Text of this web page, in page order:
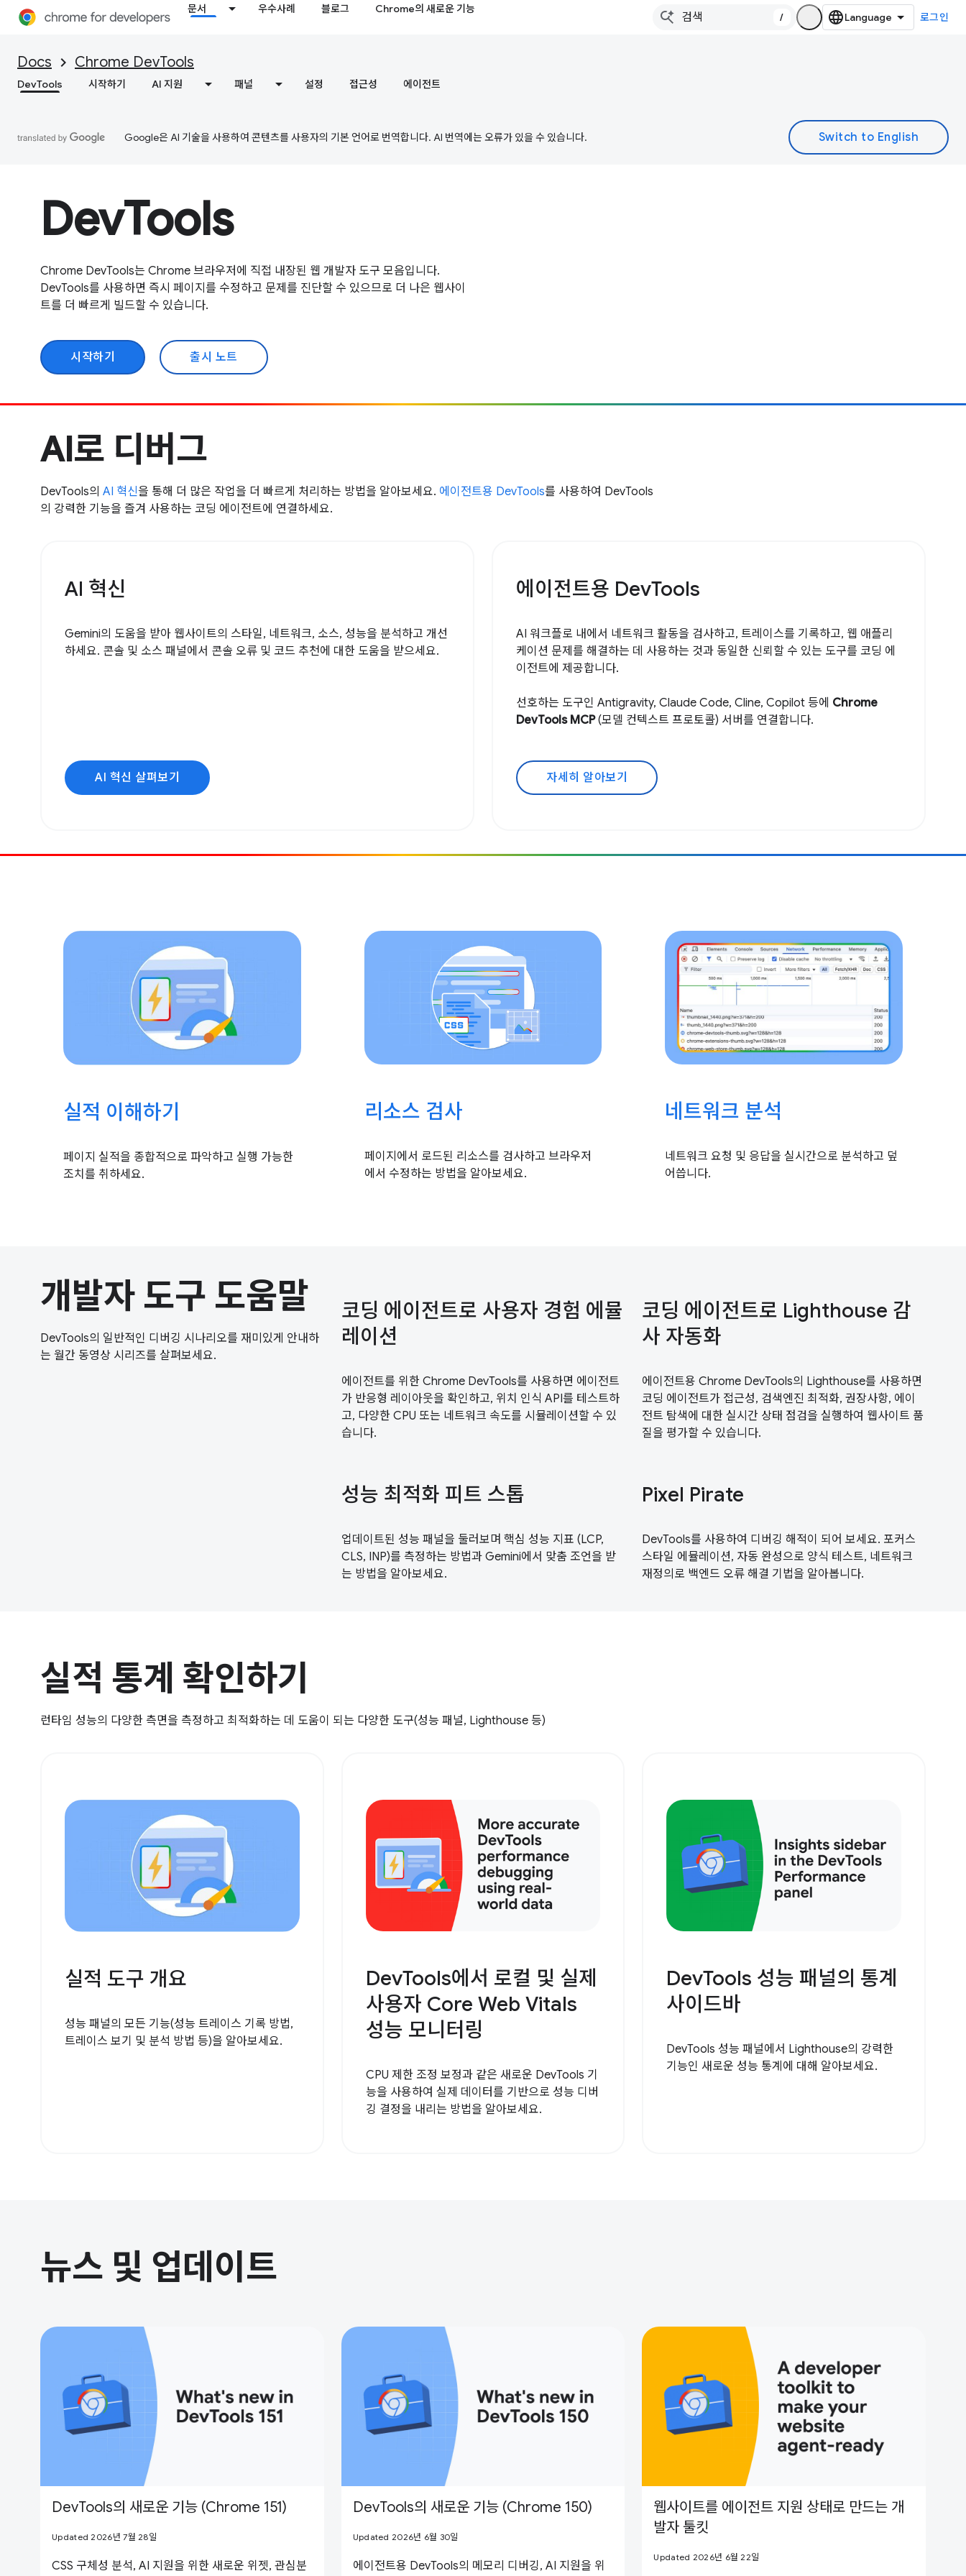
문서 우수사례 블로그 Chrome의 새로운 기능
/ 로그인
Docs Chrome DevTools
DevTools 시작하기 AI 지원 패널 설정 접근성 에이전트
Google은 AI 기술을 사용하여 콘텐츠를 사용자의 기본 언어로 번역합니다. AI 번역에는 오류가 있을 수 있습니다.
DevTools
Chrome DevTools는 Chrome 브라우저에 직접 내장된 웹 개발자 도구 모음입니다.
DevTools를 사용하면 즉시 페이지를 수정하고 문제를 진단할 수 있으므로 더 나은 웹사이
트를 더 빠르게 빌드할 수 있습니다.
시작하기 출시 노트
AI로 디버그
DevTools의 AI 혁신을 통해 더 많은 작업을 더 빠르게 처리하는 방법을 알아보세요. 에이전트용 DevTools를 사용하여 DevTools
의 강력한 기능을 즐겨 사용하는 코딩 에이전트에 연결하세요.
AI 혁신
Gemini의 도움을 받아 웹사이트의 스타일, 네트워크, 소스, 성능을 분석하고 개선
하세요. 콘솔 및 소스 패널에서 콘솔 오류 및 코드 추천에 대한 도움을 받으세요.
AI 혁신 살펴보기
에이전트용 DevTools
AI 워크플로 내에서 네트워크 활동을 검사하고, 트레이스를 기록하고, 웹 애플리
케이션 문제를 해결하는 데 사용하는 것과 동일한 신뢰할 수 있는 도구를 코딩 에
이전트에 제공합니다.
선호하는 도구인 Antigravity, Claude Code, Cline, Copilot 등에 Chrome
DevTools MCP(모델 컨텍스트 프로토콜) 서버를 연결합니다.
자세히 알아보기
실적 이해하기
페이지 실적을 종합적으로 파악하고 실행 가능한
조치를 취하세요.
리소스 검사
페이지에서 로드된 리소스를 검사하고 브라우저
에서 수정하는 방법을 알아보세요.
네트워크 분석
네트워크 요청 및 응답을 실시간으로 분석하고 덮
어씁니다.
개발자 도구 도움말
DevTools의 일반적인 디버깅 시나리오를 재미있게 안내하
는 월간 동영상 시리즈를 살펴보세요.
코딩 에이전트로 사용자 경험 에뮬
레이션
에이전트를 위한 Chrome DevTools를 사용하면 에이전트
가 반응형 레이아웃을 확인하고, 위치 인식 API를 테스트하
고, 다양한 CPU 또는 네트워크 속도를 시뮬레이션할 수 있
습니다.
코딩 에이전트로 Lighthouse 감
사 자동화
에이전트용 Chrome DevTools의 Lighthouse를 사용하면
코딩 에이전트가 접근성, 검색엔진 최적화, 권장사항, 에이
전트 탐색에 대한 실시간 상태 점검을 실행하여 웹사이트 품
질을 평가할 수 있습니다.
성능 최적화 피트 스톱
업데이트된 성능 패널을 둘러보며 핵심 성능 지표 (LCP,
CLS, INP)를 측정하는 방법과 Gemini에서 맞춤 조언을 받
는 방법을 알아보세요.
Pixel Pirate
DevTools를 사용하여 디버깅 해적이 되어 보세요. 포커스
스타일 에뮬레이션, 자동 완성으로 양식 테스트, 네트워크
재정의로 백엔드 오류 해결 기법을 알아봅니다.
실적 통계 확인하기
런타임 성능의 다양한 측면을 측정하고 최적화하는 데 도움이 되는 다양한 도구(성능 패널, Lighthouse 등)
실적 도구 개요
성능 패널의 모든 기능(성능 트레이스 기록 방법,
트레이스 보기 및 분석 방법 등)을 알아보세요.
DevTools에서 로컬 및 실제
사용자 Core Web Vitals
성능 모니터링
CPU 제한 조정 보정과 같은 새로운 DevTools 기
능을 사용하여 실제 데이터를 기반으로 성능 디버
깅 결정을 내리는 방법을 알아보세요.
DevTools 성능 패널의 통계
사이드바
DevTools 성능 패널에서 Lighthouse의 강력한
기능인 새로운 성능 통계에 대해 알아보세요.
뉴스 및 업데이트
DevTools의 새로운 기능 (Chrome 151)
Updated 2026년 7월 28일
CSS 구체성 분석, AI 지원을 위한 새로운 위젯, 관심분
DevTools의 새로운 기능 (Chrome 150)
Updated 2026년 6월 30일
에이전트용 DevTools의 메모리 디버깅, AI 지원을 위
웹사이트를 에이전트 지원 상태로 만드는 개
발자 툴킷
Updated 2026년 6월 22일